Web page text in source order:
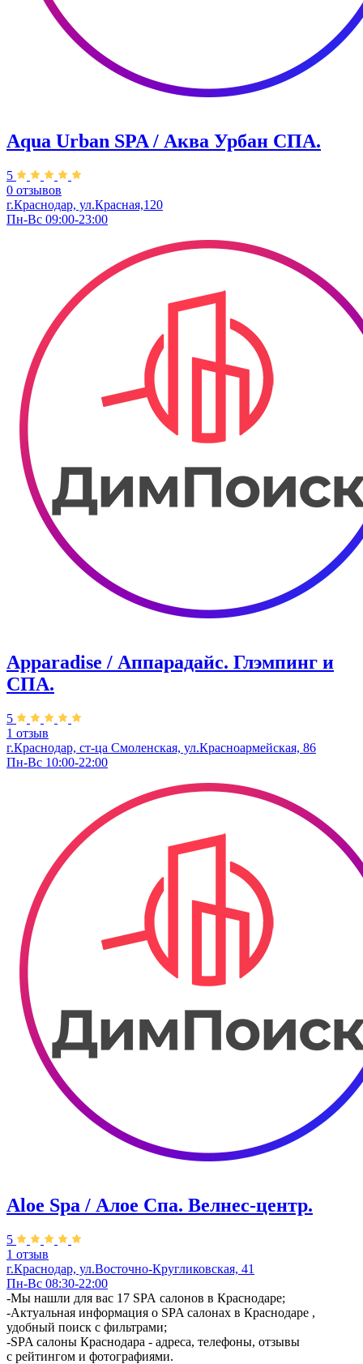
Aqua Urban SPA / Аква Урбан СПА.
5
0 отзывов
г.Краснодар, ул.Красная,120
Пн-Вс 09:00-23:00
Apparadise / Аппарадайс. Глэмпинг и
СПА.
5
1 отзыв
г.Краснодар, ст-ца Смоленская, ул.Красноармейская, 86
Пн-Вс 10:00-22:00
Aloe Spa / Алое Спа. Велнес-центр.
5
1 отзыв
г.Краснодар, ул.Восточно-Кругликовская, 41
Пн-Вс 08:30-22:00
-Мы нашли для вас 17 SPA салонов в Краснодаре;
-Актуальная информация о SPA салонах в Краснодаре ,
удобный поиск с фильтрами;
-SPA салоны Краснодара - адреса, телефоны, отзывы
с рейтингом и фотографиями.